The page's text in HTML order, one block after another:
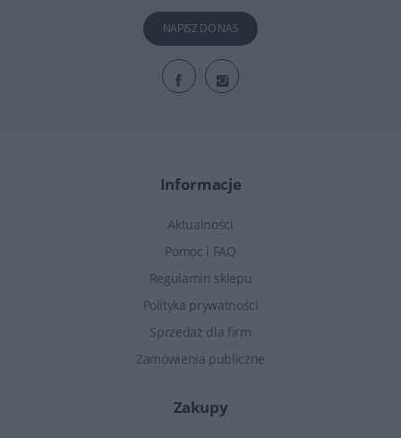
NAPISZ DO NAS
Informacje
Aktualności
Pomoc i FAQ
Regulamin sklepu
Polityka prywatności
Sprzedaż dla firm
Zamówienia publiczne
Zakupy